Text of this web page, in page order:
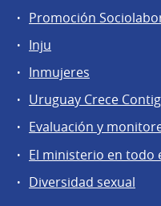
Promoción
Inju
Inmujeres
Uruguay Crece
Evaluación y
El ministerio en todo
Diversidad sexual